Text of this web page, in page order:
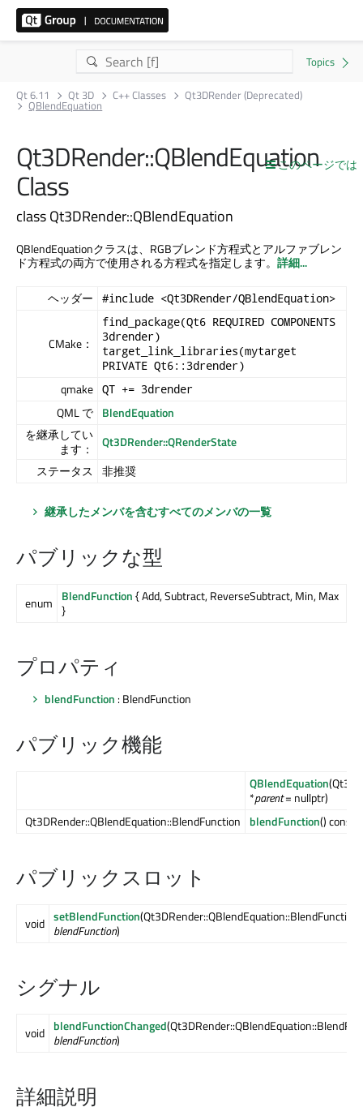
Qt 6.11 Qt 3D C++ Classes Qt3DRender (Deprecated)
QBlendEquation
このページでは
Qt3DRender::QBlendEquation
Class
class Qt3DRender::QBlendEquation
QBlendEquationクラスは、RGBブレンド方程式とアルファブレン
ド方程式の両方で使用される方程式を指定します。 詳細...
ヘッダー #include <Qt3DRender/QBlendEquation>
CMake：
find_package(Qt6 REQUIRED COMPONENTS
3drender)
target_link_libraries(mytarget
PRIVATE Qt6::3drender)
qmake QT += 3drender
QML で BlendEquation
を継承してい
ます：
Qt3DRender::QRenderState
ステータス
非推奨
継承したメンバを含むすべてのメンバの一覧
パブリックな型
enum BlendFunction{ Add, Subtract, ReverseSubtract, Min, Max
}
プロパティ
blendFunction : BlendFunction
パブリック機能
QBlendEquation
*parent= nullptr)
Qt3DRender::QBlendEquation::BlendFunction
blendFunction() const
パブリックスロット
void setBlendFunction(Qt3DRender::QBlendEquation::BlendFunction
blendFunction)
シグナル
void blendFunctionChanged
blendFunction)
詳細説明